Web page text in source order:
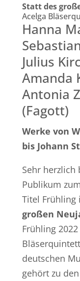
Statt des
Acelga
Hanna
Julius
Amanda
Antonia
(Fagott)
Werke von
bis Johann
Sehr
Publikum
Titel Frühling
großen
Frühling
deutschen
gehört zu